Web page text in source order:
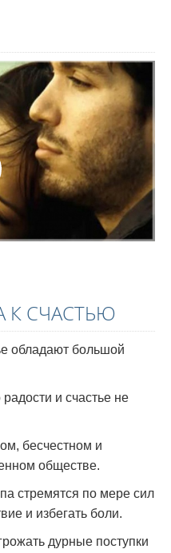
К СЧАСТЬЮ
обладают большой
и счастье не
бесчестном и
обществе.
стремятся по мере сил
и избегать боли.
дурные поступки